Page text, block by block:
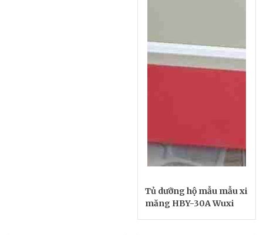
Tủ dưỡng hộ mẫu mẫu xi
măng HBY-30A Wuxi